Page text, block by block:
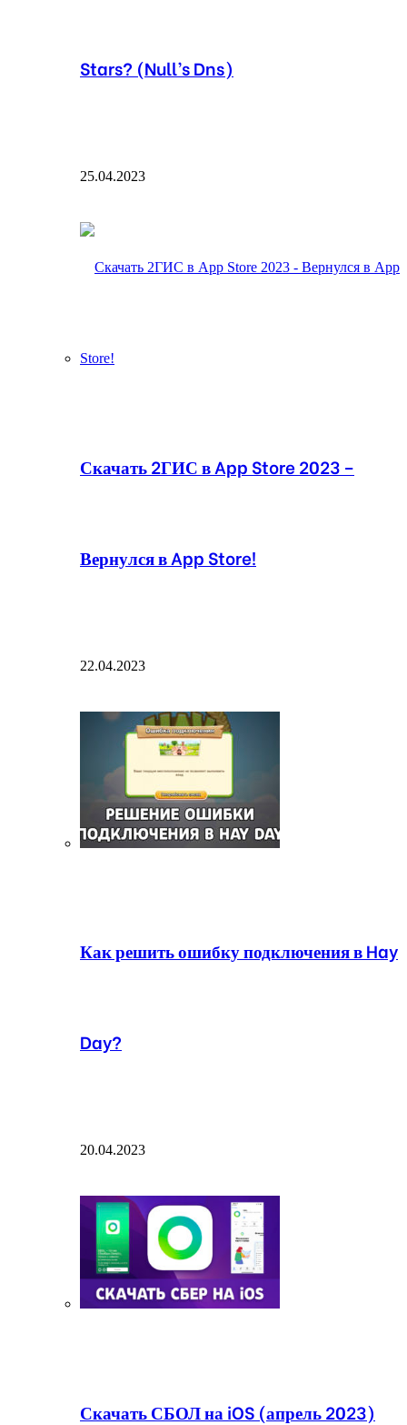
Stars? (Null’s Dns)
25.04.2023
Скачать 2ГИС в App Store 2023 –
Вернулся в App Store!
22.04.2023
Как решить ошибку подключения в Hay
Day?
20.04.2023
Скачать СБОЛ на iOS (апрель 2023)